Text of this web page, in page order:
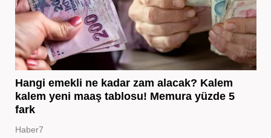
Hangi emekli ne kadar zam alacak? Kalem
kalem yeni maaş tablosu! Memura yüzde 5
fark
Haber7